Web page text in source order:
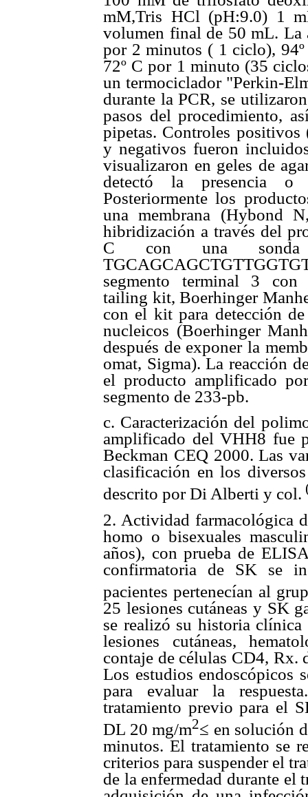
mM,Tris HCl (pH:9.0) 1
volumen final de 50 mL. La
por 2 minutos ( 1 ciclo),
72º C por 1 minuto (35
un termociclador "Perkin-
durante la PCR, se
pasos del procedimiento,
pipetas. Controles
y negativos fueron
visualizaron en geles de
detectó la presencia o
Posteriormente los
una membrana (Hybond
hibridización a través del
C con una sonda
segmento terminal 3
tailing kit, Boerhinger
con el kit para detección
nucleicos (Boerhinger
después de exponer la
omat, Sigma). La reacción
el producto amplificado
segmento de 233-pb.
c. Caracterización del
amplificado del VHH8 fue
Beckman CEQ 2000. Las
clasificación en los
descrito por Di Alberti y col.
2. Actividad farmacológica
homo o bisexuales
años), con prueba de
confirmatoria de SK se
pacientes pertenecían al
25 lesiones cutáneas y SK
se realizó su historia
lesiones cutáneas,
contaje de células CD4, Rx.
Los estudios endoscópicos
para evaluar la
tratamiento previo para el
DL 20 mg/m2≤ en solución
minutos. El tratamiento se
criterios para suspender el
de la enfermedad durante